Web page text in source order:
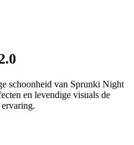
schoonheid van Sprunki Night
en levendige visuals de